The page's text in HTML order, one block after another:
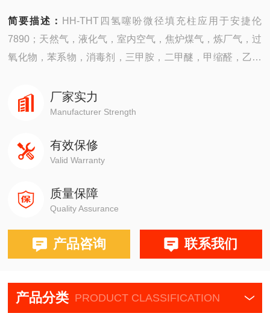
简要描述：
HH-THT四氢噻吩微径填充柱应用于安捷伦
7890；天然气，液化气，室内空气，焦炉煤气，炼厂气，过
氧化物，苯系物，消毒剂，三甲胺，二甲醚，甲缩醛，乙缩
里安，布鲁克，pe，磐诺。
厂家实力
Manufacturer Strength
有效保修
Valid Warranty
质量保障
Quality Assurance
产品咨询 联系我们
产品分类 PRODUCT CLASSIFICATION